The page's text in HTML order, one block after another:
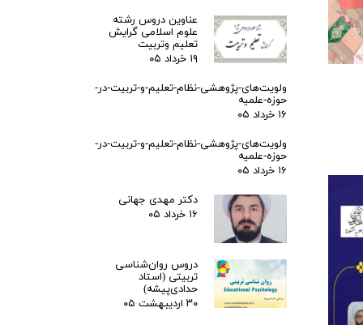
عناوین دروس رشته
علوم اسلامی گرایش
تعلیم وتربیت
۱۹ خرداد ۰۵
ولویت‌های-پژوهشی-نظام-تعلیم-و-تربیت-در-
حوزه-علمیه
۱۶ خرداد ۰۵
ولویت‌های-پژوهشی-نظام-تعلیم-و-تربیت-در-
حوزه-علمیه
۱۶ خرداد ۰۵
دکتر مهدی جهانی
۱۶ خرداد ۰۵
دروس روان‌شناسی
تربیتی (استاد
حدادی‌پیشه)
۳۰ اردیبهشت ۰۵